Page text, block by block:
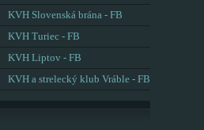
KVH Slovenská brána - FB
KVH Turiec - FB
KVH Liptov - FB
KVH a strelecký klub Vráble - FB